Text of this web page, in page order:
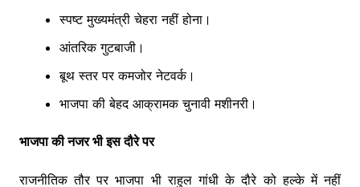
स्पष्ट मुख्यमंत्री चेहरा नहीं होना।
आंतरिक गुटबाजी।
बूथ स्तर पर कमजोर नेटवर्क।
भाजपा की बेहद आक्रामक चुनावी मशीनरी।
भाजपा की नजर भी इस दौरे पर
राजनीतिक तौर पर भाजपा भी राहुल गांधी के दौरे को हल्के में नहीं